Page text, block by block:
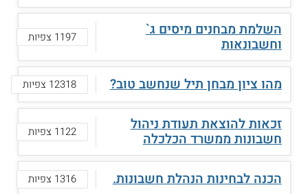
השלמת מבחנים מיסים ג`
וחשבונאות 1197 צפיות
מהו ציון מבחן תיל שנחשב טוב? 12318 צפיות
זכאות להוצאת תעודת ניהול
חשבונות ממשרד הכלכלה 1122 צפיות
הכנה לבחינות הנהלת חשבונות. 1316 צפיות